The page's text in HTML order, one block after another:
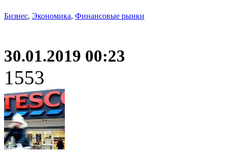
Бизнес, Экономика, Финансовые рынки
30.01.2019 00:23
1553